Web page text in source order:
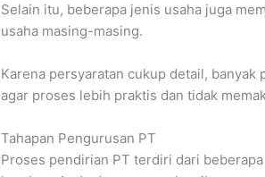
Selain itu, beberapa jenis usaha juga
usaha masing-masing.
Karena persyaratan cukup detail,
agar proses lebih praktis dan tidak
Tahapan Pengurusan PT
Proses pendirian PT terdiri dari